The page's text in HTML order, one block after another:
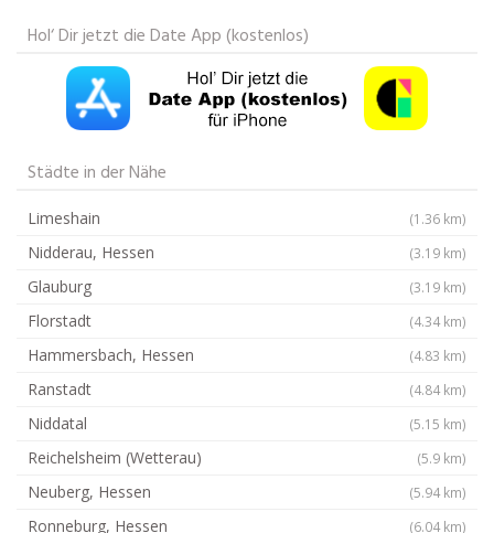
Hol‘ Dir jetzt die Date App (kostenlos)
Städte in der Nähe
Limeshain (1.36 km)
Nidderau, Hessen (3.19 km)
Glauburg (3.19 km)
Florstadt (4.34 km)
Hammersbach, Hessen (4.83 km)
Ranstadt (4.84 km)
Niddatal (5.15 km)
Reichelsheim (Wetterau) (5.9 km)
Neuberg, Hessen (5.94 km)
Ronneburg, Hessen (6.04 km)